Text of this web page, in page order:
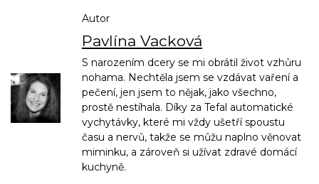
Autor
Pavlína Vacková
S narozením dcery se mi obrátil život vzhůru
nohama. Nechtěla jsem se vzdávat vaření a
pečení, jen jsem to nějak, jako všechno,
prostě nestíhala. Díky za Tefal automatické
vychytávky, které mi vždy ušetří spoustu
času a nervů, takže se můžu naplno věnovat
miminku, a zároveň si užívat zdravé domácí
kuchyně.